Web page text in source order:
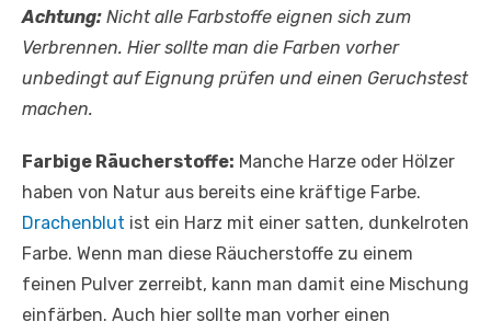
Achtung: Nicht alle Farbstoffe eignen sich zum
Verbrennen. Hier sollte man die Farben vorher
unbedingt auf Eignung prüfen und einen Geruchstest
machen.
Farbige Räucherstoffe: Manche Harze oder Hölzer
haben von Natur aus bereits eine kräftige Farbe.
Drachenblut ist ein Harz mit einer satten, dunkelroten
Farbe. Wenn man diese Räucherstoffe zu einem
feinen Pulver zerreibt, kann man damit eine Mischung
einfärben. Auch hier sollte man vorher einen